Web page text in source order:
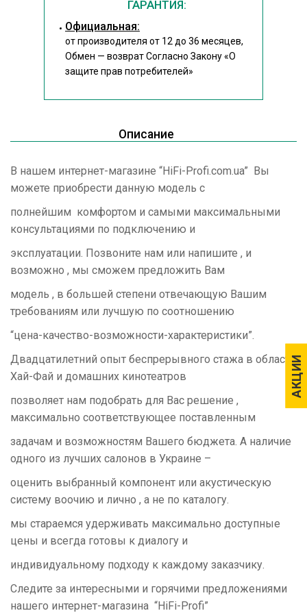
АКЦИИ
АКЦИИ
ГАРАНТИЯ:
Официальная:
от производителя от 12 до 36 месяцев,
Обмен — возврат Согласно Закону«О
защите прав потребителей»
Описание
В нашем интернет-магазине “HiFi-Profi.com.ua” Вы
можете приобрести данную модель с
полнейшим комфортом и самыми максимальными
консультациями по подключению и
эксплуатации. Позвоните нам или напишите , и
возможно , мы сможем предложить Вам
модель , в большей степени отвечающую Вашим
требованиям или лучшую по соотношению
“цена-качество-возможности-характеристики”.
Двадцатилетний опыт беспрерывного стажа в области
Хай-Фай и домашних кинотеатров
позволяет нам подобрать для Вас решение ,
максимально соответствующее поставленным
задачам и возможностям Вашего бюджета. А наличие
одного из лучших салонов в Украине –
оценить выбранный компонент или акустическую
систему воочию и лично , а не по каталогу.
мы стараемся удерживать максимально доступные
цены и всегда готовы к диалогу и
индивидуальному подходу к каждому заказчику.
Следите за интересными и горячими предложениями
нашего интернет-магазина “HiFi-Profi”